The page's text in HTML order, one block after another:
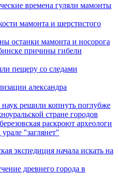
времена гуляли мамонты
мамонта и шерстистого
останки мамонта и носорога
причины гибели
пещеру со следами
александра
решили копнуть поглубже
стране городов
раскроют археологи
"заглянет"
экспедиция начала искать на
древнего города в